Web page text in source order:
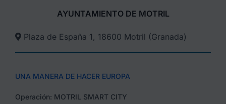
AYUNTAMIENTO DE MOTRIL
Plaza de España 1, 18600 Motril (Granada)​
UNA MANERA DE HACER EUROPA
Operación: MOTRIL SMART CITY